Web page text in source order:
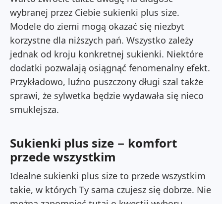
wybranej przez Ciebie sukienki plus size.
Modele do ziemi mogą okazać się niezbyt
korzystne dla niższych pań. Wszystko zależy
jednak od kroju konkretnej sukienki. Niektóre
dodatki pozwalają osiągnąć fenomenalny efekt.
Przykładowo, luźno puszczony długi szal także
sprawi, że sylwetka będzie wydawała się nieco
smuklejsza.
Sukienki plus size − komfort
przede wszystkim
Idealne sukienki plus size to przede wszystkim
takie, w których Ty sama czujesz się dobrze. Nie